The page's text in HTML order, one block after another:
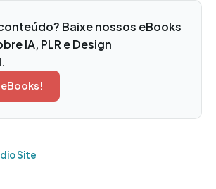
Baixe nossos eBooks
IA, PLR e Design
Site